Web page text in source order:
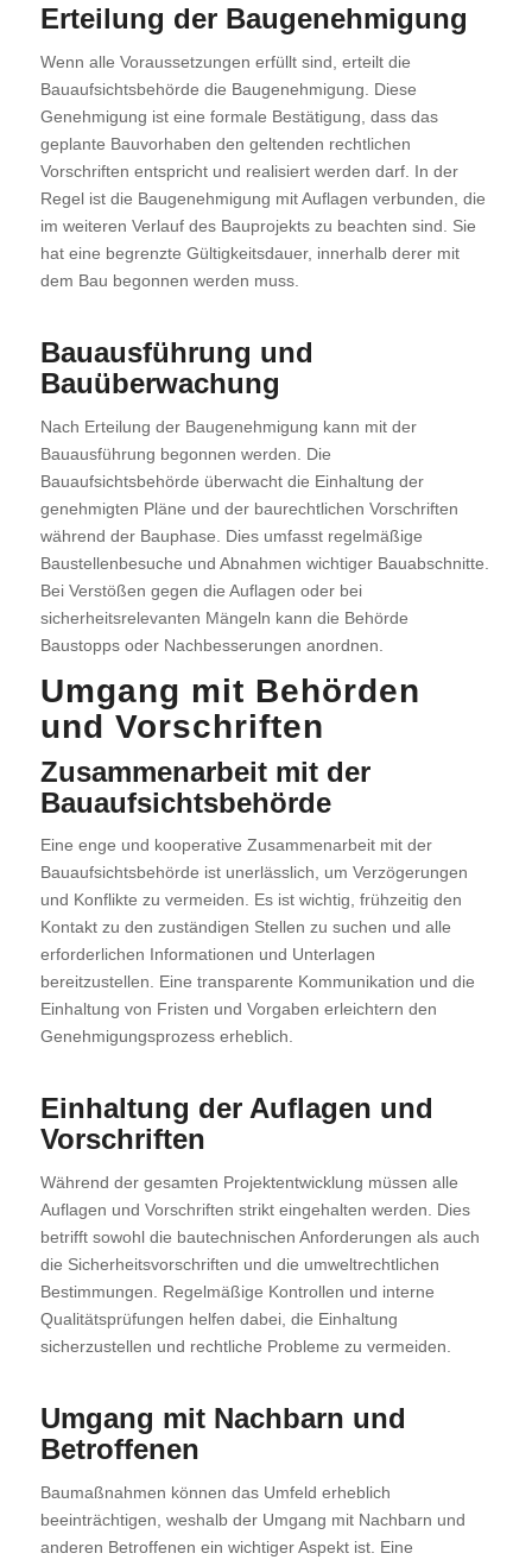
Erteilung der Baugenehmigung
Wenn alle Voraussetzungen erfüllt sind, erteilt die
Bauaufsichtsbehörde die Baugenehmigung. Diese
Genehmigung ist eine formale Bestätigung, dass das
geplante Bauvorhaben den geltenden rechtlichen
Vorschriften entspricht und realisiert werden darf. In der
Regel ist die Baugenehmigung mit Auflagen verbunden, die
im weiteren Verlauf des Bauprojekts zu beachten sind. Sie
hat eine begrenzte Gültigkeitsdauer, innerhalb derer mit
dem Bau begonnen werden muss.
Bauausführung und
Bauüberwachung
Nach Erteilung der Baugenehmigung kann mit der
Bauausführung begonnen werden. Die
Bauaufsichtsbehörde überwacht die Einhaltung der
genehmigten Pläne und der baurechtlichen Vorschriften
während der Bauphase. Dies umfasst regelmäßige
Baustellenbesuche und Abnahmen wichtiger Bauabschnitte.
Bei Verstößen gegen die Auflagen oder bei
sicherheitsrelevanten Mängeln kann die Behörde
Baustopps oder Nachbesserungen anordnen.
Umgang mit Behörden
und Vorschriften
Zusammenarbeit mit der
Bauaufsichtsbehörde
Eine enge und kooperative Zusammenarbeit mit der
Bauaufsichtsbehörde ist unerlässlich, um Verzögerungen
und Konflikte zu vermeiden. Es ist wichtig, frühzeitig den
Kontakt zu den zuständigen Stellen zu suchen und alle
erforderlichen Informationen und Unterlagen
bereitzustellen. Eine transparente Kommunikation und die
Einhaltung von Fristen und Vorgaben erleichtern den
Genehmigungsprozess erheblich.
Einhaltung der Auflagen und
Vorschriften
Während der gesamten Projektentwicklung müssen alle
Auflagen und Vorschriften strikt eingehalten werden. Dies
betrifft sowohl die bautechnischen Anforderungen als auch
die Sicherheitsvorschriften und die umweltrechtlichen
Bestimmungen. Regelmäßige Kontrollen und interne
Qualitätsprüfungen helfen dabei, die Einhaltung
sicherzustellen und rechtliche Probleme zu vermeiden.
Umgang mit Nachbarn und
Betroffenen
Baumaßnahmen können das Umfeld erheblich
beeinträchtigen, weshalb der Umgang mit Nachbarn und
anderen Betroffenen ein wichtiger Aspekt ist. Eine